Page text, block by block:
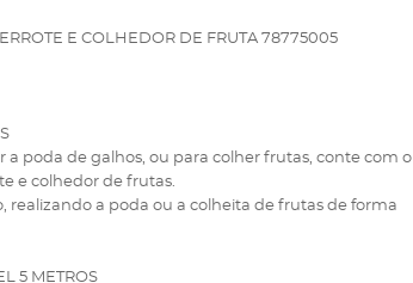
E COLHEDOR DE FRUTA 78775005
a poda de galhos, ou para colher frutas, conte com o
e colhedor de frutas.
realizando a poda ou a colheita de frutas de forma
5 METROS